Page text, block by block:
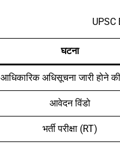
घटना
आधिकारिक अधिसूचना जारी होने
आवेदन विंडो
भर्ती परीक्षा (RT)